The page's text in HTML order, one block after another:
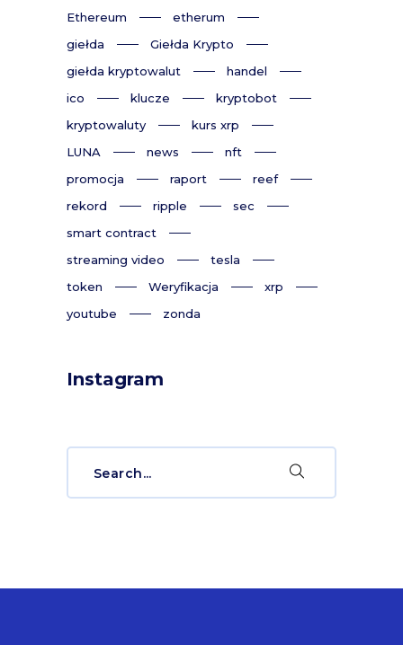
Ethereum
etherum
giełda
Giełda Krypto
giełda kryptowalut
handel
ico
klucze
kryptobot
kryptowaluty
kurs xrp
LUNA
news
nft
promocja
raport
reef
rekord
ripple
sec
smart contract
streaming video
tesla
token
Weryfikacja
xrp
youtube
zonda
Instagram